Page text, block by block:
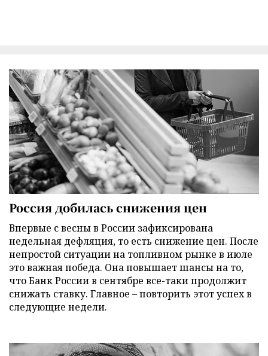
Россия добилась снижения цен
Впервые с весны в России зафиксирована
недельная дефляция, то есть снижение цен. После
непростой ситуации на топливном рынке в июле
это важная победа. Она повышает шансы на то,
что Банк России в сентябре все-таки продолжит
снижать ставку. Главное – повторить этот успех в
следующие недели.